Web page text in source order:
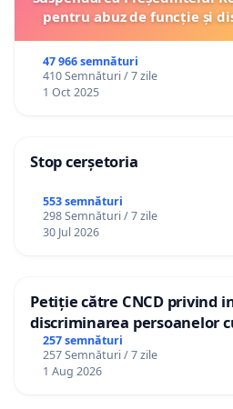
pentru abuz de funcție și
47 966 semnături
410 Semnături / 7 zile
1 Oct 2025
Stop cerșetoria
553 semnături
298 Semnături / 7 zile
30 Jul 2026
Petiție către CNCD privind
discriminarea persoanelor
către utilizatorul TikTok
257 semnături
257 Semnături / 7 zile
1 Aug 2026